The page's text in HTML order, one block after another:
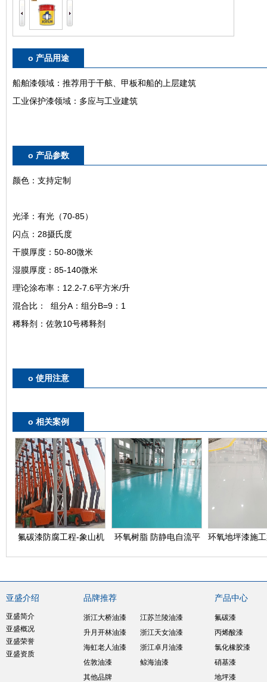
o 产品用途
船舶漆领域：推荐用于干舷、甲板和船的上层建筑
工业保护漆领域：多应与工业建筑
o 产品参数
颜色：支持定制
光泽：有光（70-85）
闪点：28摄氏度
干膜厚度：50-80微米
湿膜厚度：85-140微米
理论涂布率：12.2-7.6平方米/升
混合比： 组分A：组分B=9：1
稀释剂：佐敦10号稀释剂
o 使用注意
o 相关案例
氟碳漆防腐工程-象山机
环氧树脂 防静电自流平
环氧地坪漆施
亚盛介绍
亚盛简介
亚盛概况
亚盛荣誉
亚盛资质
品牌推荐
浙江大桥油漆
江苏兰陵油漆
升月开林油漆
浙江天女油漆
海虹老人油漆
浙江卓月油漆
佐敦油漆
鲸海油漆
其他品牌
产品中心
氟碳漆
丙烯酸漆
氯化橡胶漆
硝基漆
地坪漆